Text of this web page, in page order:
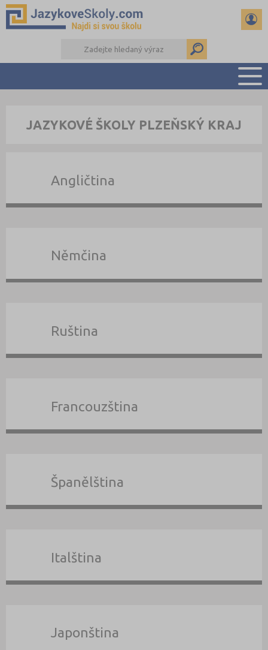
PŘÍPRAVA NA ZKOUŠKY A K MATURITĚ
JAZYKOVÉ ŠKOLY PLZEŇSKÝ KRAJ
Angličtina
Němčina
Ruština
Francouzština
Španělština
Italština
Japonština